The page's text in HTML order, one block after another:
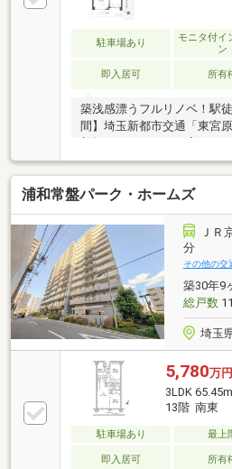
駐車場あり
モニタ付イ
ン
即入居可 所有
築浅感漂うフルリノベ！駅
間】埼玉新都市交通「東宮
ロス全張替で綺麗なお部屋
気のハイグレード仕様「
ビング天井のアクセントク
います。安心のオートロッ
付き。周辺環境・ヤオコー
ト徒歩4分・ステラタウン徒
実！ペットと一緒に快適な
浦和常盤パーク・ホームズ
ＪＲ
分
その他の交
築30年9
総戸数
埼玉
5,780万円
3LDK 65.45m
13階 南東
駐車場あり 最上
即入居可 所有